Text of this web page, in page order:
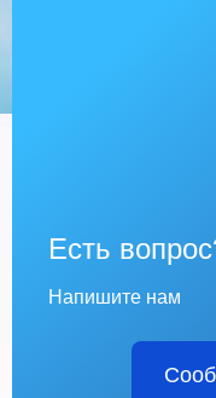
Есть
Напишите нам